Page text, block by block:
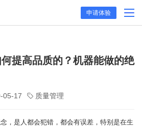
申请体验
提高品质的？机器能做的绝
05-17 质量管理
，是人都会犯错，都会有误差，特别是在生